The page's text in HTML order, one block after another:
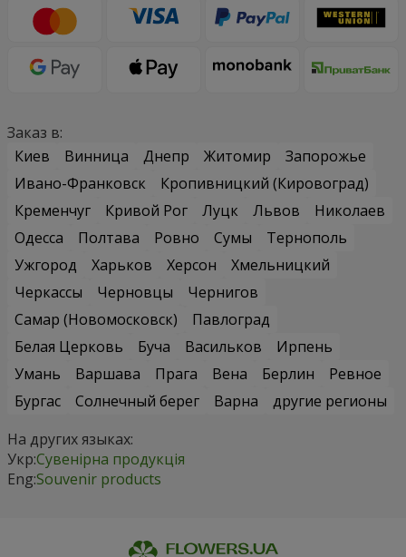
Заказ в:
Киев
Винница Днепр Житомир
Запорожье
Ивано-Франковск
Кропивницкий (Кировоград)
Кременчуг
Кривой Рог Луцк Львов
Николаев
Одесса
Полтава Ровно Сумы
Тернополь
Ужгород
Харьков Херсон
Хмельницкий
Черкассы
Черновцы
Чернигов
Самар (Новомосковск)
Павлоград
Белая Церковь
Буча Васильков
Ирпень
Умань
Варшава Прага Вена Берлин
Ревное
Бургас
Солнечный берег Варна
другие регионы
На других языках:
Укр:Сувенірна продукція
Eng:Souvenir products